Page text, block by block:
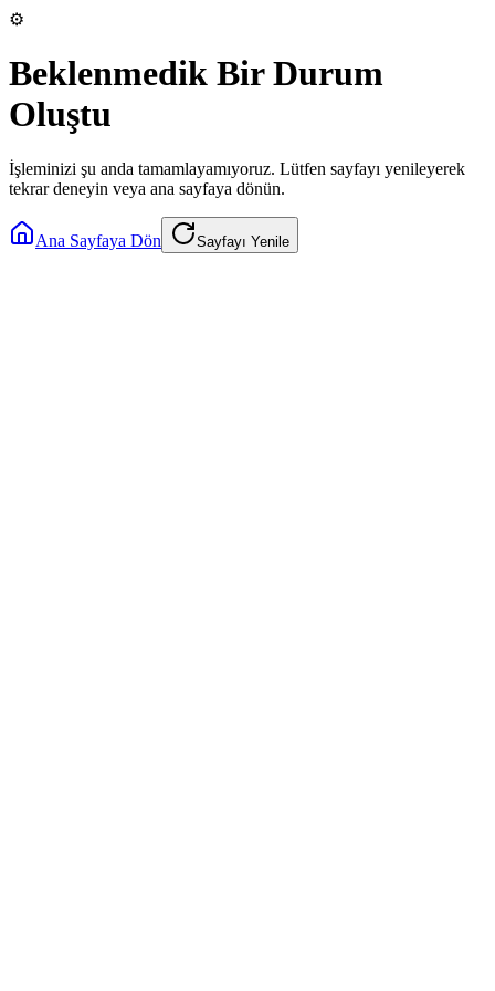
⚙️
Beklenmedik Bir Durum
Oluştu
İşleminizi şu anda tamamlayamıyoruz. Lütfen sayfayı yenileyerek
tekrar deneyin veya ana sayfaya dönün.
Ana Sayfaya Dön Sayfayı Yenile